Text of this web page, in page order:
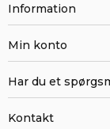
Information
Min konto
Har du et
Kontakt